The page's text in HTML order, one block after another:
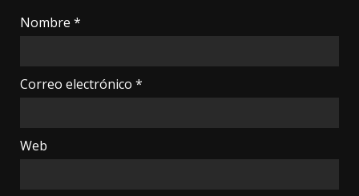
Nombre *
Correo electrónico *
Web